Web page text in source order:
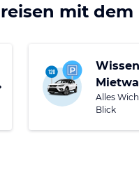
mit
Alles
Blick